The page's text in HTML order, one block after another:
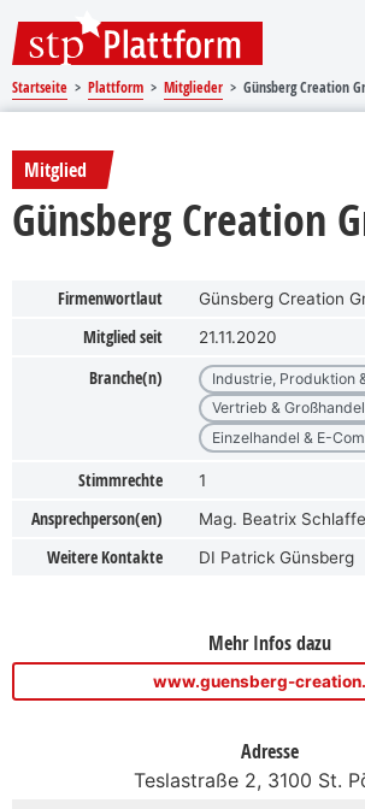
Startseite Plattform Mitglieder Günsberg Creation
Mitglied
Günsberg Creation
Firmenwortlaut Günsberg Creation
Mitglied seit 21.11.2020
Branche(n)
Industrie, Produktion
Vertrieb & Großhandel
Einzelhandel & E-
Stimmrechte 1
Ansprechperson(en) Mag. Beatrix
Weitere Kontakte DI Patrick Günsberg
Mehr Infos dazu
www.guensberg-
Adresse
Teslastraße 2, 3100 St.